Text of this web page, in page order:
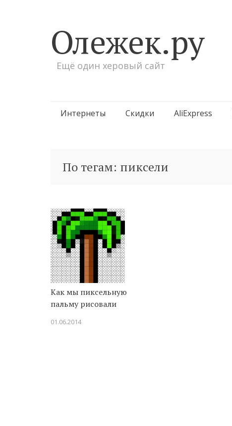
Олежек.ру
Ещё один херовый сайт
Перейти
Интернеты Скидки AliExpress
По тегам: пиксели
Как мы пиксельную
пальму рисовали
01.06.2014